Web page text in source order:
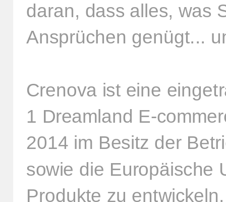
daran, dass alles, was
Ansprüchen genügt...
Crenova ist eine
1 Dreamland E-
2014 im Besitz der
sowie die Europäische
Produkte zu